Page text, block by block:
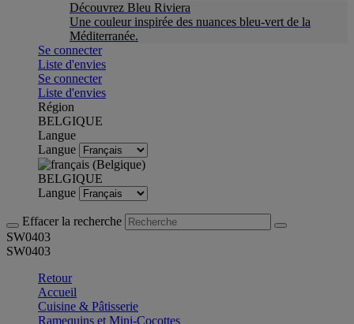
Découvrez Bleu Riviera
Une couleur inspirée des nuances bleu-vert de la
Méditerranée.
Se connecter
Liste d'envies
Se connecter
Liste d'envies
Région
BELGIQUE
Langue
Langue
BELGIQUE
Langue
Effacer la recherche
SW0403
SW0403
Retour
Accueil
Cuisine & Pâtisserie
Ramequins et Mini-Cocottes